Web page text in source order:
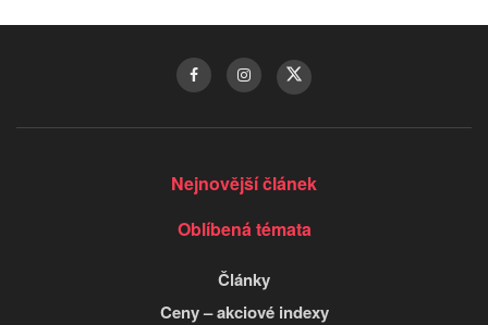
Nejnovější článek
Oblíbená témata
Články
Ceny – akciové indexy